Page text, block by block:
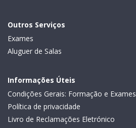
Outros Serviços
Exames
Aluguer de Salas
Informações Úteis
Condições Gerais: Formação e Exames
Política de privacidade
Livro de Reclamações Eletrónico